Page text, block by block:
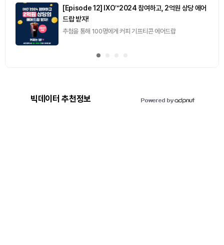
[토큰포스트] 기사 퀴즈 658회차
2026.08.07 (금) ~ 2026.08.08 (토)
빅데이터 추천정보